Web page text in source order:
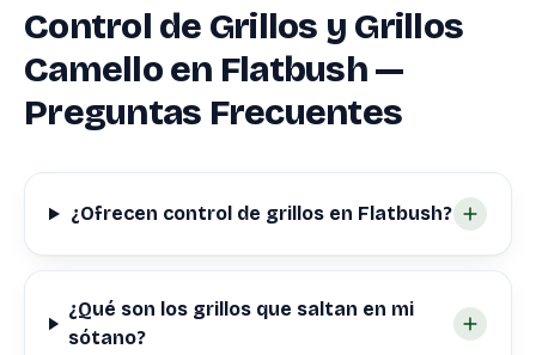
Control de Grillos y Grillos
Camello en Flatbush —
Preguntas Frecuentes
¿Ofrecen control de grillos en Flatbush?
¿Qué son los grillos que saltan en mi
sótano?